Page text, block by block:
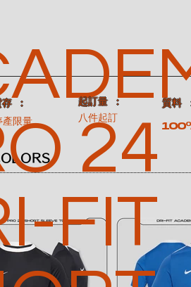
24
FIT
存 ：
產限量
​起訂量 ：
八件起訂
質料